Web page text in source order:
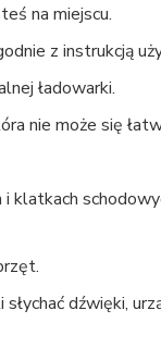
na miejscu.
z instrukcją
ładowarki.
nie może się
i klatkach
słychać dźwięki,